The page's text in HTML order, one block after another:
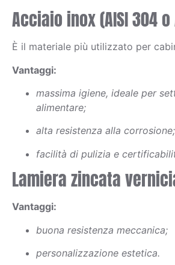
Acciaio inox (AISI 304 o
È il materiale più utilizzato per
Vantaggi:
massima igiene, ideale per
alimentare;
alta resistenza alla corrosione;
facilità di pulizia e
Lamiera zincata
Vantaggi:
buona resistenza meccanica;
personalizzazione estetica.